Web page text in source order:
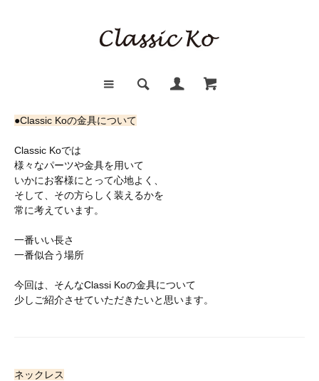
●Classic Koの金具について
Classic Koでは
様々なパーツや金具を用いて
いかにお客様にとって心地よく、
そして、その方らしく装えるかを
常に考えています。
一番いい長さ
一番似合う場所
今回は、そんなClassi Koの金具について
少しご紹介させていただきたいと思います。
ネックレス